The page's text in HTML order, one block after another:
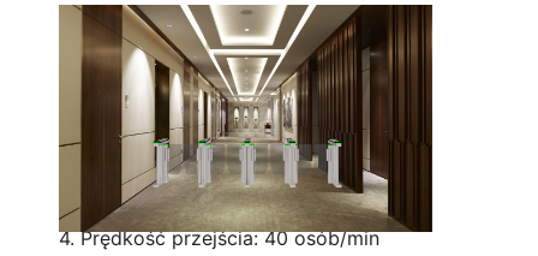
Technical Parameter:
1. Rozmiar: 1400 * 120 * 980 mm (można
dostosować)
2. Szerokość pasa ruchu: 600 mm
(Standard) 900 mm (Handicapped)
3. Materiał ramienia: akryl
4. Prędkość przejścia: 40 osób/min